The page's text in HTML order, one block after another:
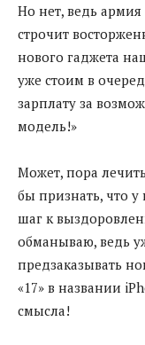
Но нет, ведь
строчит
нового гаджета
уже стоим в
зарплату за
модель!»
Может, пора
бы признать, что у
шаг к
обманываю, ведь
предзаказывать
«17» в названии
смысла!